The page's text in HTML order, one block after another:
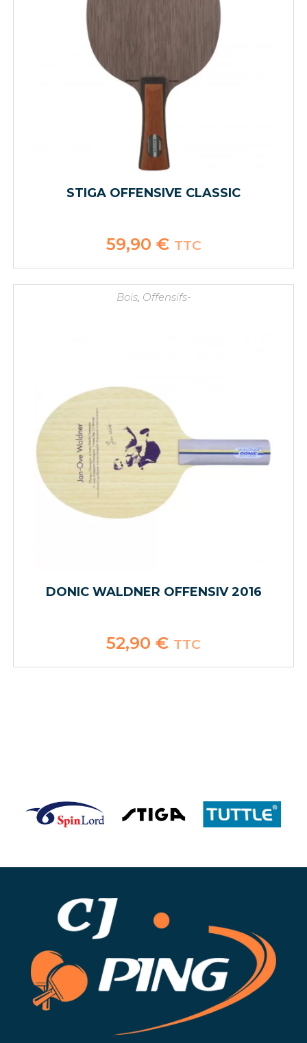
STIGA OFFENSIVE CLASSIC
59,90 € TTC
Bois, Offensifs-
DONIC WALDNER OFFENSIV 2016
52,90 € TTC